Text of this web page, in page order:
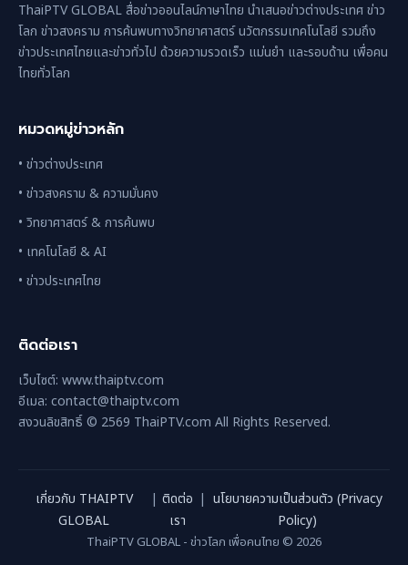
ThaiPTV GLOBAL สื่อข่าวออนไลน์ภาษาไทย นำเสนอข่าวต่างประเทศ ข่าว
โลก ข่าวสงคราม การค้นพบทางวิทยาศาสตร์ นวัตกรรมเทคโนโลยี รวมถึง
ข่าวประเทศไทยและข่าวทั่วไป ด้วยความรวดเร็ว แม่นยำ และรอบด้าน เพื่อคน
ไทยทั่วโลก
หมวดหมู่ข่าวหลัก
• ข่าวต่างประเทศ
• ข่าวสงคราม & ความมั่นคง
• วิทยาศาสตร์ & การค้นพบ
• เทคโนโลยี & AI
• ข่าวประเทศไทย
ติดต่อเรา
เว็บไซต์: www.thaiptv.com
อีเมล: contact@thaiptv.com
สงวนลิขสิทธิ์ © 2569 ThaiPTV.com All Rights Reserved.
เกี่ยวกับ THAIPTV
GLOBAL
| ติดต่อ
เรา
| นโยบายความเป็นส่วนตัว (Privacy
Policy)
ThaiPTV GLOBAL - ข่าวโลก เพื่อคนไทย © 2026